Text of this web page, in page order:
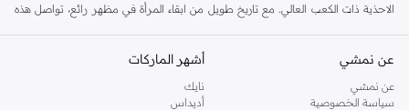
الاحذية ذات الكعب العالي. مع تاريخ طويل من ابقاء المرأة في مظهر رائع، تواصل هذه
كنت تقومين بتجديد خزانة ملابسك الملائمة للعمل، البحث عن فستان مثالي للحفلات او
اليه.
عن نمشي
عن نمشي
سياسة الخصوصية
أشهر الماركات
نايك
أديداس